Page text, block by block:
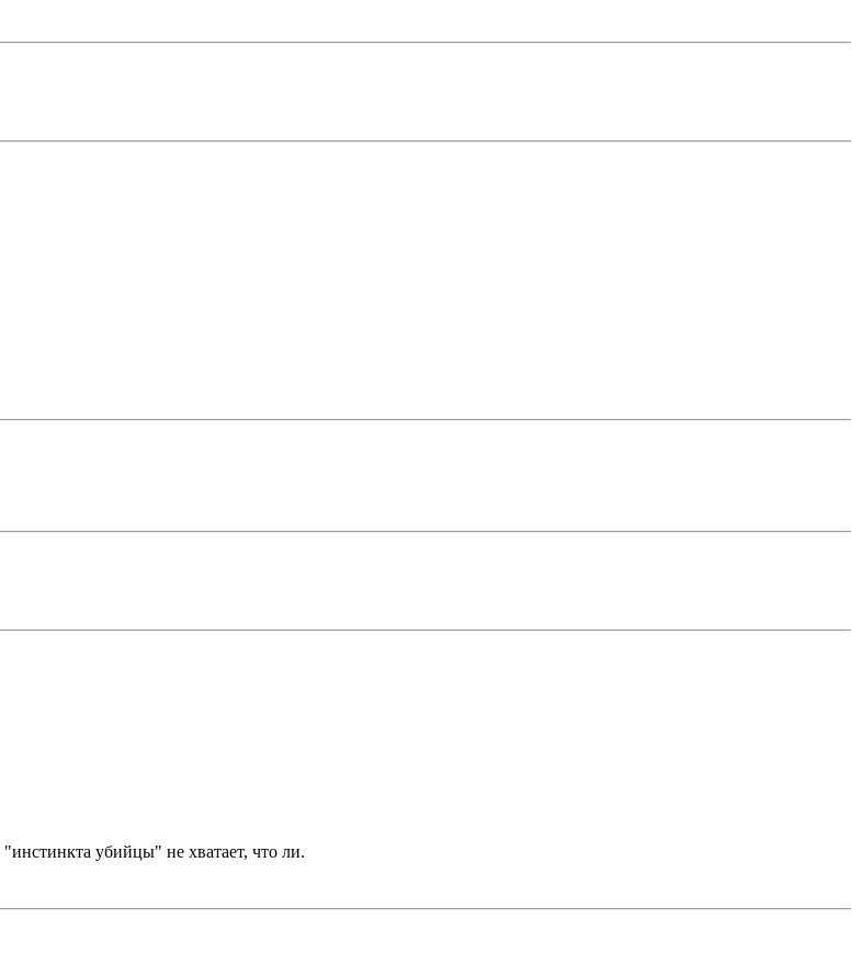
убийцы" не хватает, что ли.